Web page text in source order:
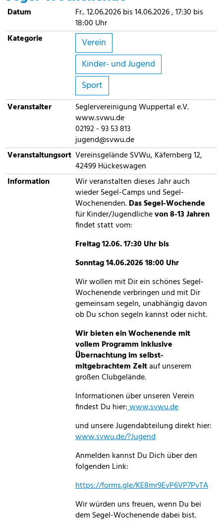
Datum
Fr.. 12.06.2026 bis 14.06.2026 , 17:30 bis
18:00 Uhr
Kategorie
Verein
Kinder- und Jugend
Sport
Veranstalter
Seglervereinigung Wuppertal e.V.
www.svwu.de
02192 - 93 53 813
jugend@svwu.de
Veranstaltungsort Vereinsgelände SVWu, Käfernberg 12,
42499 Hückeswagen
Information
Wir veranstalten dieses Jahr auch
wieder Segel-Camps und Segel-
Wochenenden.Das Segel-Wochende
für Kinder/Jugendlichevon 8-13 Jahren
findet statt vom:
Freitag 12.06. 17:30 Uhr bis
Sonntag 14.06.2026 18:00 Uhr
Wir wollen mit Dir ein schönes Segel-
Wochenende verbringen und mit Dir
gemeinsam segeln, unabhängig davon
ob Du schon segeln kannst oder nicht.
Wir bieten ein Wochenende mit
vollem Programm inklusive
Übernachtung im selbst-
mitgebrachtem Zeltauf unserem
großen Clubgelände.
Informationen über unseren Verein
findest Du hier:www.svwu.de
und unsere Jugendabteilung direkt hier:
www.svwu.de/?Jugend
Anmelden kannst Du Dich über den
folgenden Link:
https://forms.gle/KE8mr9EvP6VP7PvTA
Wir würden uns freuen, wenn Du bei
dem Segel-Wochenende dabei bist.